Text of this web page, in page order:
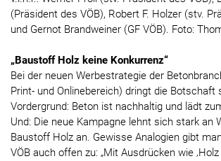
(Präsident des VÖB), Robert F. Holzer (stv.
und Gernot Brandweiner (GF VÖB). Foto:
„Baustoff Holz keine Konkurrenz“
Bei der neuen Werbestrategie der
Print- und Onlinebereich) dringt die Botschaft
Vordergrund: Beton ist nachhaltig und lädt
Und: Die neue Kampagne lehnt sich stark an
Baustoff Holz an. Gewisse Analogien gibt
VÖB auch offen zu: „Mit Ausdrücken wie